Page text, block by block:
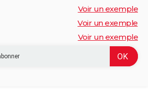
Voir un exemple
Voir un exemple
Voir un exemple